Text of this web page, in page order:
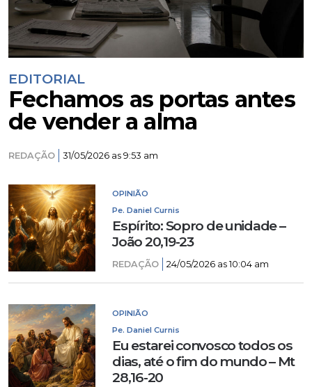
EDITORIAL
Fechamos as portas antes
de vender a alma
REDAÇÃO 31/05/2026 as 9:53 am
OPINIÃO
Pe. Daniel Curnis
Espírito: Sopro de unidade –
João 20,19-23
REDAÇÃO 24/05/2026 as 10:04 am
OPINIÃO
Pe. Daniel Curnis
Eu estarei convosco todos os
dias, até o fim do mundo – Mt
28,16-20